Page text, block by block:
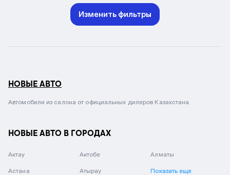
Изменить фильтры
НОВЫЕ АВТО
Автомобили из салона от официальных дилеров Казахстана.
НОВЫЕ АВТО В ГОРОДАХ
Актау Актобе Алматы
Астана Атырау Показать еще